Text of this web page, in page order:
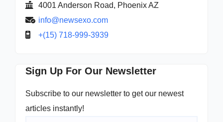
4001 Anderson Road, Phoenix AZ
info@newsexo.com
+(15) 718-999-3939
Sign Up For Our Newsletter
Subscribe to our newsletter to get our newest
articles instantly!